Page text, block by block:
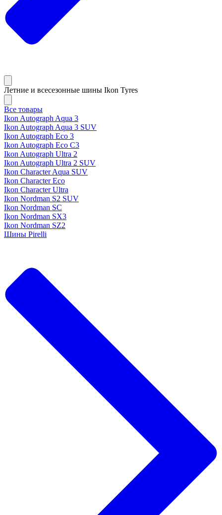
Летние и всесезонные шины Ikon Tyres
Все товары
Ikon Autograph Aqua 3
Ikon Autograph Aqua 3 SUV
Ikon Autograph Eco 3
Ikon Autograph Eco C3
Ikon Autograph Ultra 2
Ikon Autograph Ultra 2 SUV
Ikon Character Aqua SUV
Ikon Character Eco
Ikon Character Ultra
Ikon Nordman S2 SUV
Ikon Nordman SC
Ikon Nordman SX3
Ikon Nordman SZ2
Шины Pirelli